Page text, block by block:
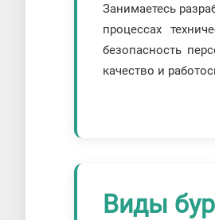
Занимаетесь
процессах
безопасность
качество и
Виды